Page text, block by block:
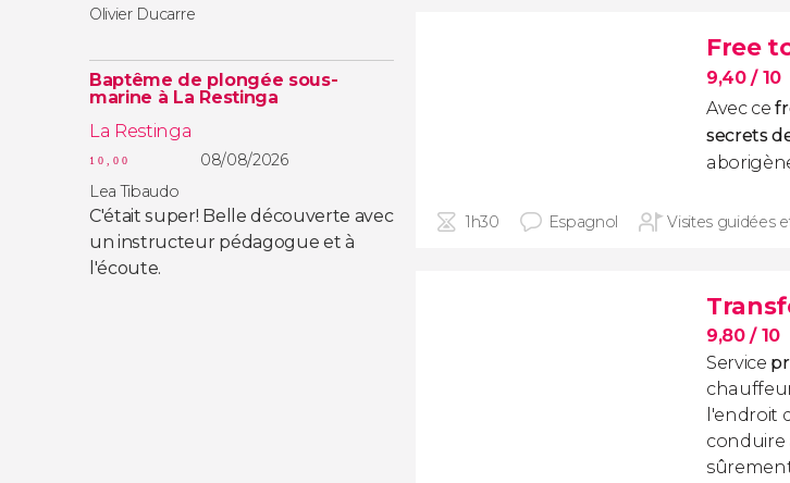
Olivier Ducarre
Baptême de plongée sous-
marine à La Restinga
La Restinga
10,00
08/08/2026
Lea Tibaudo
C'était super! Belle découverte avec
un instructeur pédagogue et à
l'écoute.
Free
9,40/ 10
Avec ce
secrets
1h30 Espagnol Visites guidées
9,80/ 10
Service
l'endroit
conduire